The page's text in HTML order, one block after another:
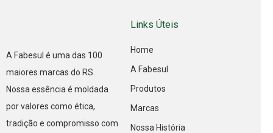
A Fabesul é uma das 100
maiores marcas do RS.
Nossa essência é moldada
por valores como ética,
tradição e compromisso com
Links Úteis
Home
A Fabesul
Produtos
Marcas
Nossa História